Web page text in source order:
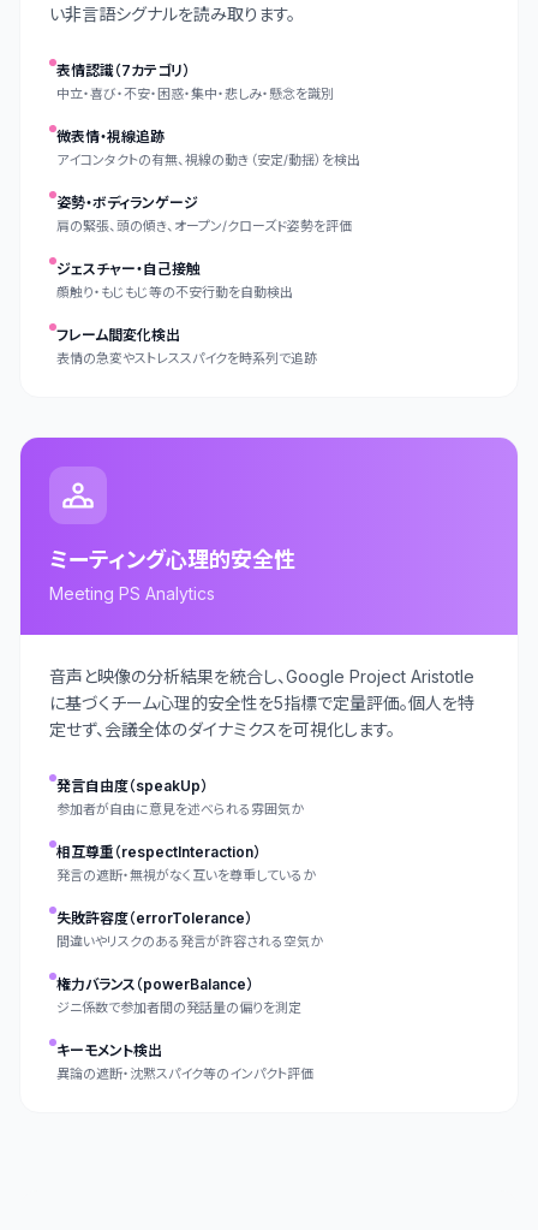
い非言語シグナルを読み取ります。
表情認識（7カテゴリ）
中立・喜び・不安・困惑・集中・悲しみ・懸念を識別
微表情・視線追跡
アイコンタクトの有無、視線の動き（安定/動揺）を検出
姿勢・ボディランゲージ
肩の緊張、頭の傾き、オープン/クローズド姿勢を評価
ジェスチャー・自己接触
顔触り・もじもじ等の不安行動を自動検出
フレーム間変化検出
表情の急変やストレススパイクを時系列で追跡
ミーティング心理的安全性
Meeting PS Analytics
音声と映像の分析結果を統合し、Google Project Aristotle
に基づくチーム心理的安全性を5指標で定量評価。個人を特
定せず、会議全体のダイナミクスを可視化します。
発言自由度（speakUp）
参加者が自由に意見を述べられる雰囲気か
相互尊重（respectInteraction）
発言の遮断・無視がなく互いを尊重しているか
失敗許容度（errorTolerance）
間違いやリスクのある発言が許容される空気か
権力バランス（powerBalance）
ジニ係数で参加者間の発話量の偏りを測定
キーモメント検出
異論の遮断・沈黙スパイク等のインパクト評価